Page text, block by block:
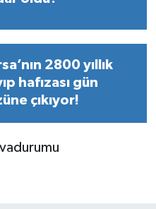
2800 yıllık
hafızası gün
çıkıyor!